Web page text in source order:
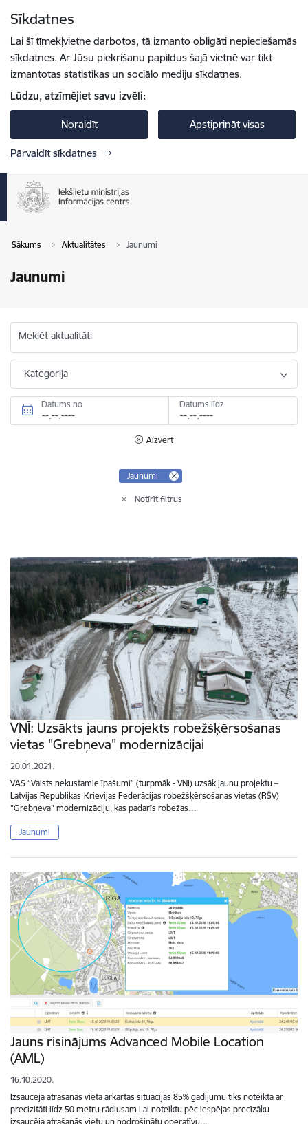
Sīkdatnes
Lai šī tīmekļvietne darbotos, tā izmanto obligāti nepieciešamās
sīkdatnes. Ar Jūsu piekrišanu papildus šajā vietnē var tikt
izmantotas statistikas un sociālo mediju sīkdatnes.
Lūdzu, atzīmējiet savu izvēli:
Noraidīt Apstiprināt visas
Pārvaldīt sīkdatnes
Sākums Aktualitātes Jaunumi
Jaunumi
Meklēt aktualitāti
Kategorija
Datums no Datums līdz
Aizvērt
Jaunumi
Notīrīt filtrus
VNĪ: Uzsākts jauns projekts robežšķērsošanas
vietas "Grebņeva" modernizācijai
20.01.2021.
VAS “Valsts nekustamie īpašumi” (turpmāk - VNĪ) uzsāk jaunu projektu –
Latvijas Republikas‑Krievijas Federācijas robežšķērsošanas vietas (RŠV)
"Grebņeva" modernizāciju, kas padarīs robežas…
Jaunumi
Jauns risinājums Advanced Mobile Location
(AML)
16.10.2020.
Izsaucēja atrašanās vieta ārkārtas situācijās 85% gadījumu tiks noteikta ar
precizitāti līdz 50 metru rādiusam Lai noteiktu pēc iespējas precīzāku
izsaucēja atrašanās vietu un nodrošinātu operatīvu…